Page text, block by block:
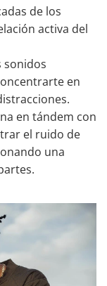
de los
activa del
sonidos
en
en tándem con
el ruido de
una